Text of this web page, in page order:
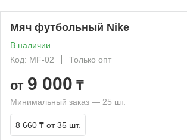
Мяч футбольный Nike
В наличии
Код: MF-02
Только опт
от 9 000 ₸
Минимальный заказ — 25 шт.
8 660 ₸ от 35 шт.